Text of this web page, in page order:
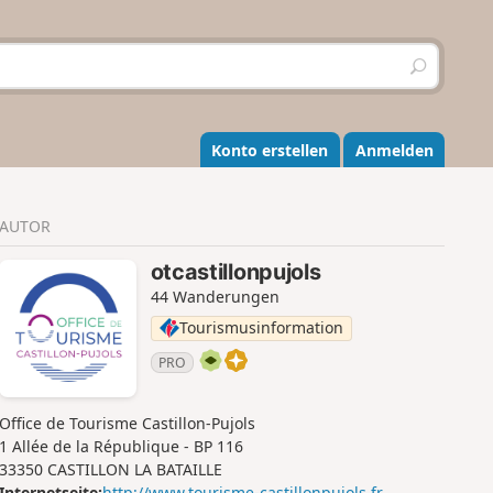
S
u
h
e
n
Konto erstellen Anmelden
AUTOR
otcastillonpujols
44 Wanderungen
Tourismusinformation
PRO
Office de Tourisme Castillon-Pujols
1 Allée de la République - BP 116
33350 CASTILLON LA BATAILLE